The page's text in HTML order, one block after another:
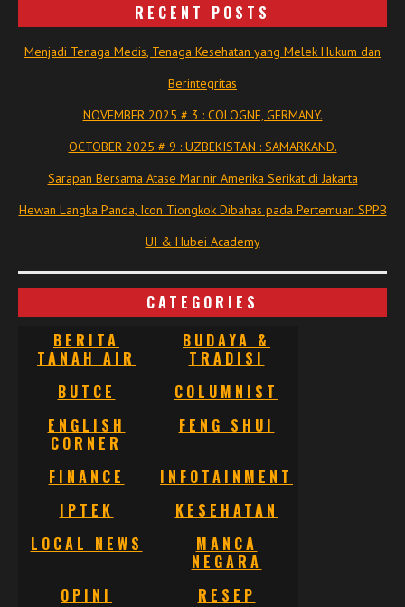
RECENT POSTS
Menjadi Tenaga Medis, Tenaga Kesehatan yang Melek Hukum dan
Berintegritas
NOVEMBER 2025 # 3 : COLOGNE, GERMANY.
OCTOBER 2025 # 9 : UZBEKISTAN : SAMARKAND.
Sarapan Bersama Atase Marinir Amerika Serikat di Jakarta
Hewan Langka Panda, Icon Tiongkok Dibahas pada Pertemuan SPPB
UI & Hubei Academy
CATEGORIES
BERITA
TANAH AIR
BUDAYA &
TRADISI
BUTCE
COLUMNIST
ENGLISH
CORNER
FENG SHUI
FINANCE
INFOTAINMENT
IPTEK
KESEHATAN
LOCAL NEWS
MANCA
NEGARA
OPINI
RESEP